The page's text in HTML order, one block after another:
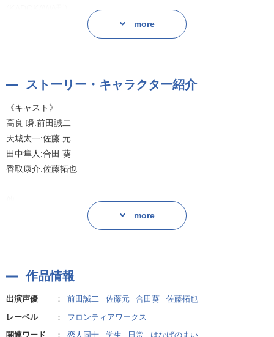
実写ドラマ化もされ、コミックスも好評発売中の大人気作がついに
ひお楽しみください♪
原作:はなげのまい
脚本:糸魚水瀬
制作協力:小坂純 (ビクターエンタテインメント)
音響制作:ビットグルーヴプロモーション
音響制作担当:浜西綾乃
録音スタジオ:スカーレットスタジオ
more
ストーリー・キャラクター紹介
《キャスト》
高良 瞬:前田誠二
天城太一:佐藤 元
田中隼人:合田 葵
香取康介:佐藤拓也
more
作品情報
出演声優 ： 前田誠二 佐藤元 合田葵
佐藤拓也
レーベル
：
フロンティアワークス
関連ワード
： 恋人同士 学生 日常 はなげのまい